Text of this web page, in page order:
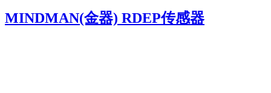
MINDMAN(金器) RDEP传感器